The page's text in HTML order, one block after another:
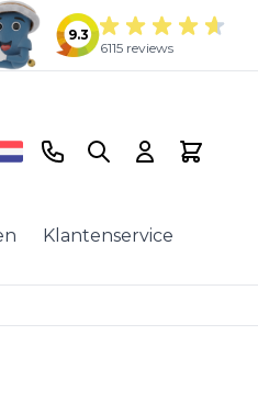
9.3
6115 reviews
Klantenservice
Telefoonnummer
Search Cart